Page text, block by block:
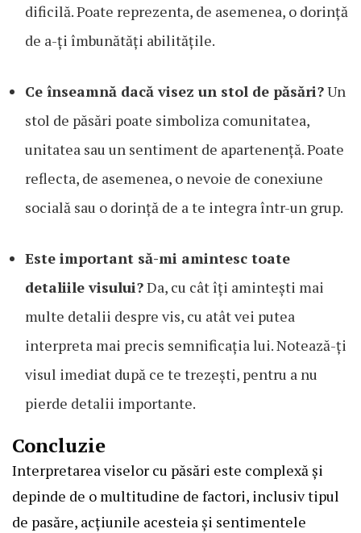
dificilă. Poate reprezenta, de asemenea, o dorință
de a-ți îmbunătăți abilitățile.
Ce înseamnă dacă visez un stol de păsări?Un
stol de păsări poate simboliza comunitatea,
unitatea sau un sentiment de apartenență. Poate
reflecta, de asemenea, o nevoie de conexiune
socială sau o dorință de a te integra într-un grup.
Este important să-mi amintesc toate
detaliile visului?Da, cu cât îți amintești mai
multe detalii despre vis, cu atât vei putea
interpreta mai precis semnificația lui. Notează-ți
visul imediat după ce te trezești, pentru a nu
pierde detalii importante.
Concluzie
Interpretarea viselor cu păsări este complexă și
depinde de o multitudine de factori, inclusiv tipul
de pasăre, acțiunile acesteia și sentimentele